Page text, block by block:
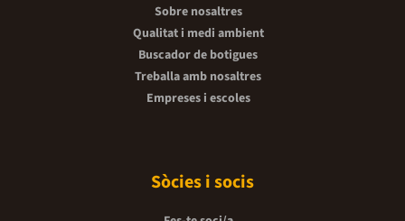
Sobre nosaltres
Qualitat i medi ambient
Buscador de botigues
Treballa amb nosaltres
Empreses i escoles
Sòcies i socis